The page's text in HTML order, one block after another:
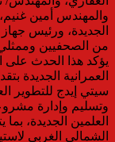
والمهندس أمين
الجديدة، ورئيس
من الصحفيين
يؤكد هذا الحدث على
العمرانية الجديدة
سيتي إيدج للتطوير
وتسليم وإدارة
العلمين الجديدة،
الشمالي الغربي